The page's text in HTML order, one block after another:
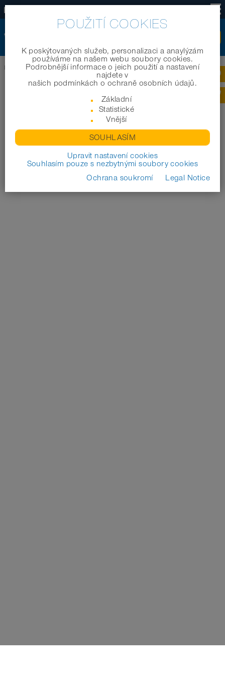
Domov |Společnost|Ocenění|NORRES Gruppe verzeichnet weiteren Erfolg
POUŽITÍ COOKIES
K poskýtovaných služeb, personalizaci a anaylýzám
používáme na našem webu soubory cookies.
Podrobnější informace o jeich použití a nastavení
najdete v
našich podmínkách o ochraně osobních údajů.
Základní
Statistické
Vnější
SOUHLASÍM
Upravit nastavení cookies
Souhlasím pouze s nezbytnými soubory cookies
Ochrana soukromí
Legal Notice